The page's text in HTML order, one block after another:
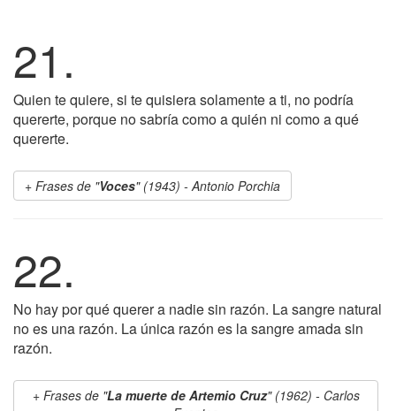
21.
Quien te quiere, si te quisiera solamente a ti, no podría
quererte, porque no sabría como a quién ni como a qué
quererte.
Frases de "Voces" (1943) - Antonio Porchia
22.
No hay por qué querer a nadie sin razón. La sangre natural
no es una razón. La única razón es la sangre amada sin
razón.
Frases de "La muerte de Artemio Cruz" (1962) - Carlos